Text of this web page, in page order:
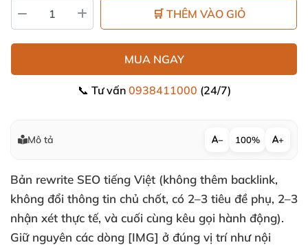
🛒 THÊM VÀO GIỎ
MUA NGAY
📞 Tư vấn 0938411000 (24/7)
Mô tả − 100% +
Bản rewrite SEO tiếng Việt (không thêm backlink,
không đổi thông tin chủ chốt, có 2–3 tiêu đề phụ, 2–3
nhận xét thực tế, và cuối cùng kêu gọi hành động).
Giữ nguyên các dòng [IMG] ở đúng vị trí như nội